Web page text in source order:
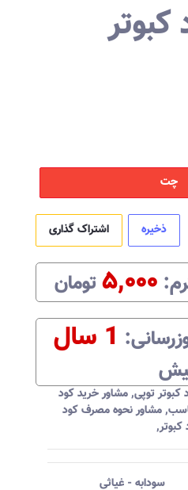
چت
ذخیره اشتراک گذاری
:‌ ۵,۰۰۰تومان
1 سال
کبوتر توپی,مشاور خرید کود
,مشاور نحوه مصرف کود
کبوتر,
سودابه - غیاثی